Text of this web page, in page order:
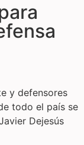
y defensores
todo el país se
Dejesús